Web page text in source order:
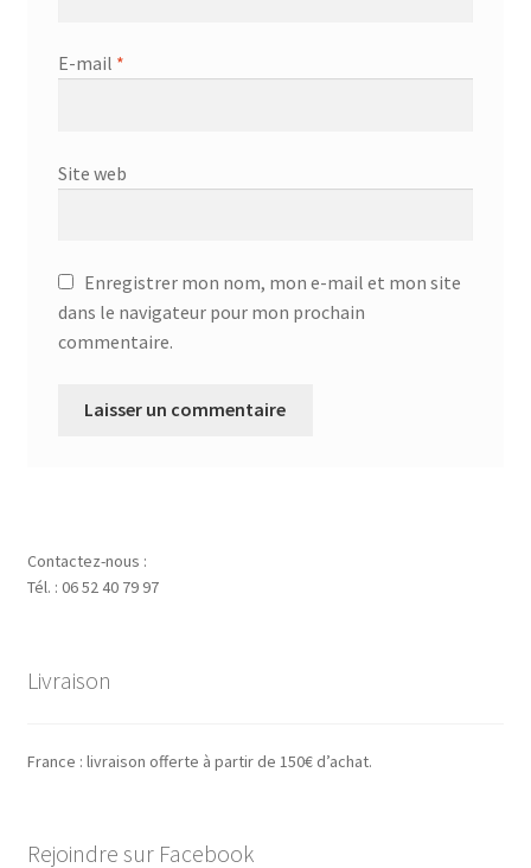
E-mail *
Site web
Enregistrer mon nom, mon e-mail et mon site
dans le navigateur pour mon prochain
commentaire.
Contactez-nous :
Tél. : 06 52 40 79 97
Livraison
France : livraison offerte à partir de 150€ d’achat.
Rejoindre sur Facebook